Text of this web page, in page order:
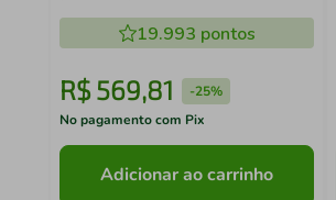
19.993 pontos
R$ 569,81 -25%
No pagamento com Pix
Adicionar ao carrinho